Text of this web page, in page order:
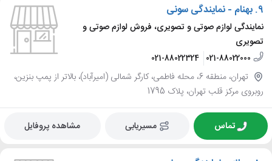
9. بهنام - نمایندگی سونی
نمایندگی لوازم صوتی و تصویری، فروش لوازم صوتی و
تصویری
021-88022000
021-88022324
تهران، منطقه 6، محله فاطمی، کارگر شمالی (امیرآباد)، بالاتر از پمپ بنزین،
روبروی مرکز قلب تهران، پلاک 1795
تماس مسیریابی مشاهده پروفایل